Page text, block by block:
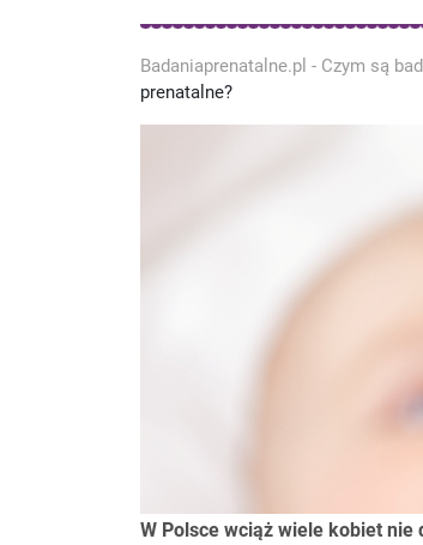
Badaniaprenatalne.pl - Czym są
prenatalne?
W Polsce wciąż wiele kobiet